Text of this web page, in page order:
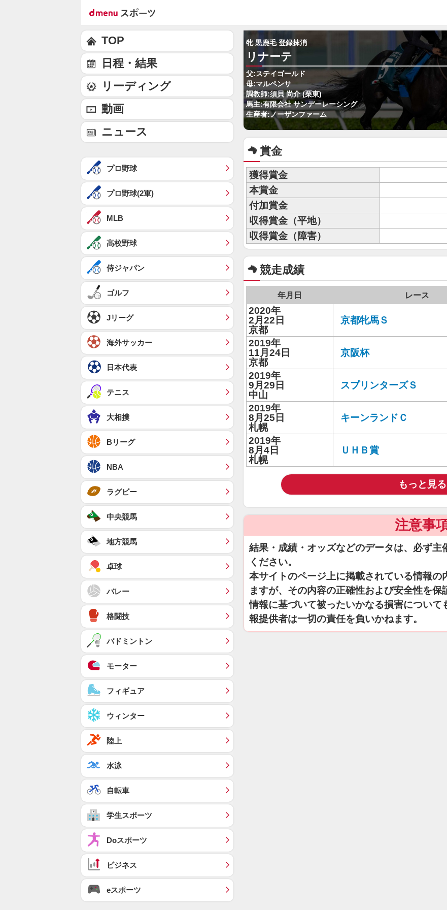
牝 黒鹿毛 登録抹消
リナーテ
父:ステイゴールド
母:マルペンサ
調教師:須貝 尚介 (栗東)
馬主:有限会社 サンデーレーシング
生産者:ノーザンファーム
賞金
獲得賞金
本賞金
付加賞金
収得賞金（平地）
収得賞金（障害）
競走成績
年月日 レース
2020年
2月22日
京都
京都牝馬Ｓ
2019年
11月24日
京都
京阪杯
2019年
9月29日
中山
スプリンターズＳ
2019年
8月25日
札幌
キーンランドＣ
2019年
8月4日
札幌
ＵＨＢ賞
もっと見る
注意事
結果・成績・オッズなどのデータは、必ず主
ください。
本サイトのページ上に掲載されている情報の
ますが、その内容の正確性および安全性を
情報に基づいて被ったいかなる損害につい
報提供者は一切の責任を負いかねます。
TOP
日程・結果
リーディング
動画
ニュース
プロ野球
プロ野球(2軍)
MLB
高校野球
侍ジャパン
ゴルフ
Jリーグ
海外サッカー
日本代表
テニス
大相撲
Bリーグ
NBA
ラグビー
中央競馬
地方競馬
卓球
バレー
格闘技
バドミントン
モーター
フィギュア
ウィンター
陸上
水泳
自転車
学生スポーツ
Doスポーツ
ビジネス
eスポーツ